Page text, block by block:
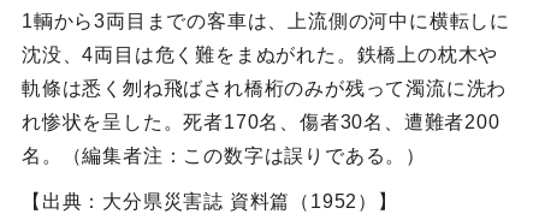
1輌から3両目までの客車は、上流側の河中に横転しに
沈没、4両目は危く難をまぬがれた。鉄橋上の枕木や
軌條は悉く刎ね飛ばされ橋桁のみが残って濁流に洗わ
れ惨状を呈した。死者170名、傷者30名、遭難者200
名。（編集者注：この数字は誤りである。）
【出典：大分県災害誌 資料篇（1952）】